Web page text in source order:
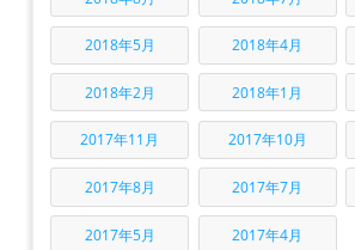
2018年5月 2018年4月
2018年2月 2018年1月
2017年11月 2017年10月
2017年8月 2017年7月
2017年5月 2017年4月